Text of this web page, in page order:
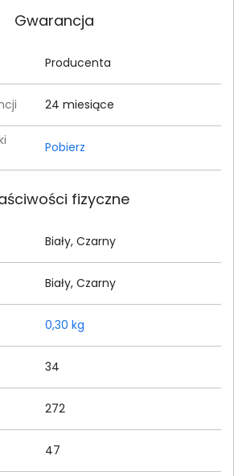
Gwarancja
Producenta
24 miesiące
Pobierz
fizyczne
Biały, Czarny
Biały, Czarny
0,30 kg
34
272‎
47